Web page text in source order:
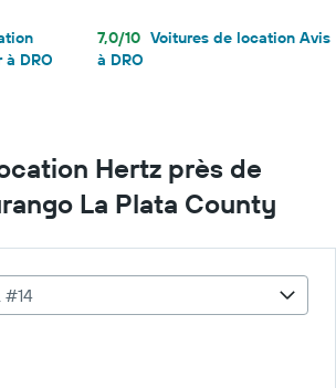
DRO
7,0/10 Voitures de location Avis
à DRO
Hertz près de
La Plata County
#14